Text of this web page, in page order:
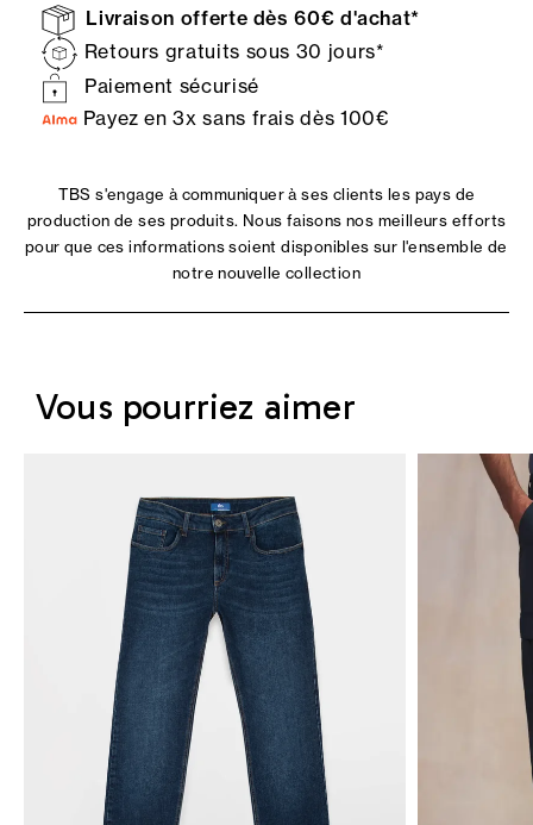
Livraison offerte dès 60€ d'achat*
Retours gratuits sous 30 jours*
Paiement sécurisé
Payez en 3x sans frais dès 100€
TBS s'engage à communiquer à ses clients les pays de
production de ses produits. Nous faisons nos meilleurs efforts
pour que ces informations soient disponibles sur l'ensemble de
notre nouvelle collection
Vous pourriez aimer